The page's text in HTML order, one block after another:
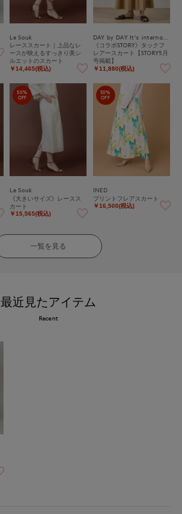
Le Souk
レーススカート｜上品なレ
ースが映えるすっきり美シ
ルエットのスカート
￥14,465(税込)
《コラボSTORY》タックフ
レアースカート【STORY5月
号掲載】
￥11,880(税込)
50%
OFF
Le Souk
《大きいサイズ》レースス
カート
￥15,565(税込)
50%
OFF
INED
プリントフレアスカート
￥16,500(税込)
一覧を見る
最近見たアイテム
Recent